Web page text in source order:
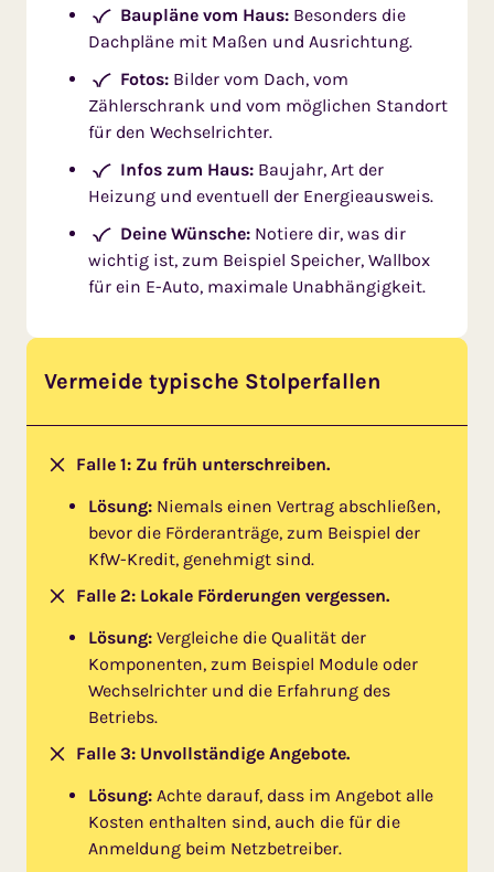
Baupläne vom Haus:Besonders die
Dachpläne mit Maßen und Ausrichtung.
Fotos:Bilder vom Dach, vom
Zählerschrank und vom möglichen Standort
für den Wechselrichter.
Infos zum Haus:Baujahr, Art der
Heizung und eventuell der Energieausweis.
Deine Wünsche:Notiere dir, was dir
wichtig ist, zum Beispiel Speicher, Wallbox
für ein E-Auto, maximale Unabhängigkeit.
Vermeide typische Stolperfallen
Falle 1: Zu früh unterschreiben.
Lösung: Niemals einen Vertrag abschließen,
bevor die Förderanträge, zum Beispiel der
KfW-Kredit, genehmigt sind.
Falle 2: Lokale Förderungen vergessen.
Lösung: Vergleiche die Qualität der
Komponenten, zum Beispiel Module oder
Wechselrichter und die Erfahrung des
Betriebs.
Falle 3: Unvollständige Angebote.
Lösung: Achte darauf, dass im Angebot alle
Kosten enthalten sind, auch die für die
Anmeldung beim Netzbetreiber.